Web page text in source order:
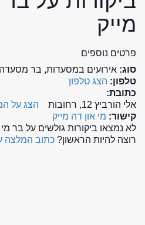
מייק
פרטים נוספים
סוג: אירועים במסעדות, בר
טלפון: הצג טלפון
כתובת:
אלי הורביץ 12, רחובות
הצג על
קישור: מי און דה מייק
לא נמצאו ביקורות גולשים על בר
רוצה להיות הראשון? כתוב המלצה